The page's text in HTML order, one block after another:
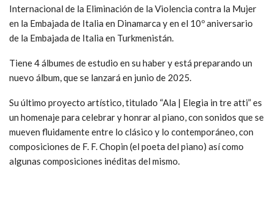
Internacional de la Eliminación de la Violencia contra la Mujer
en la Embajada de Italia en Dinamarca y en el 10º aniversario
de la Embajada de Italia en Turkmenistán.
Tiene 4 álbumes de estudio en su haber y está preparando un
nuevo álbum, que se lanzará en junio de 2025.
Su último proyecto artístico, titulado “Ala | Elegia in tre atti” es
un homenaje para celebrar y honrar al piano, con sonidos que se
mueven fluidamente entre lo clásico y lo contemporáneo, con
composiciones de F. F. Chopin (el poeta del piano) así como
algunas composiciones inéditas del mismo.